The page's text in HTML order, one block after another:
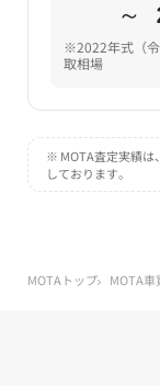
～
※2022年式（
取相場
※ MOTA査定実績は
しております。
MOTAトップ MOTA車